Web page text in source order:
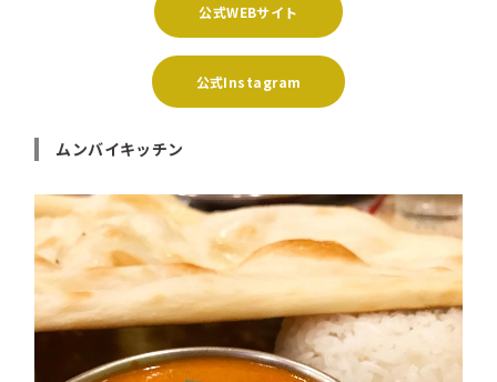
公式WEBサイト
公式Instagram
ムンバイキッチン